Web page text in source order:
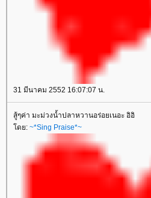
31 มีนาคม 2552 16:07:07 น.
สู้ๆค่า มะม่วงน้ำปลาหวานอร่อยเนอะ อิอิ
ดย: ~*Sing Praise*~